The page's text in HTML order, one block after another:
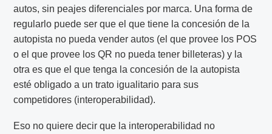
autos, sin peajes diferenciales por marca. Una forma de
regularlo puede ser que el que tiene la concesión de la
autopista no pueda vender autos (el que provee los POS
o el que provee los QR no pueda tener billeteras) y la
otra es que el que tenga la concesión de la autopista
esté obligado a un trato igualitario para sus
competidores (interoperabilidad).
Eso no quiere decir que la interoperabilidad no